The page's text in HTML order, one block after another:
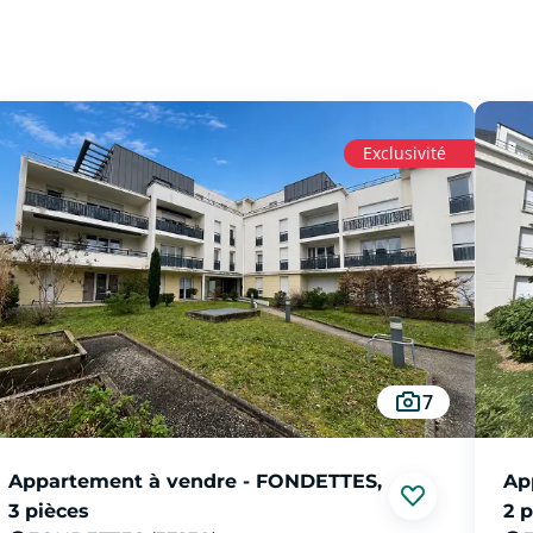
Exclusivité
7
Appartement à vendre - FONDETTES,
3 pièces
2